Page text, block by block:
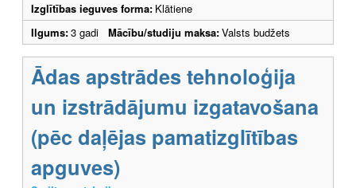
Izglītības ieguves forma: Klātiene
Ilgums:3 gadi Mācību/studiju maksa:Valsts budžets
Ādas apstrādes tehnoloģija
un izstrādājumu izgatavošana
(pēc daļējas pamatizglītības
apguves)